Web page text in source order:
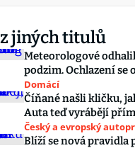
jiných titulů
Meteorologové
podzim. Ochlazení se
Domácí
Číňané našli kličku,
Auta teď vyrábějí
Český a evropský
Blíží se nová pravidla